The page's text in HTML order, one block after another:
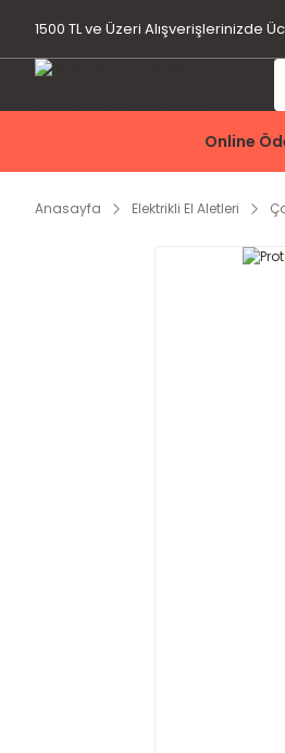
1500 TL ve Üzeri Alışverişlerinizde
Online
Anasayfa Elektrikli El Aletleri